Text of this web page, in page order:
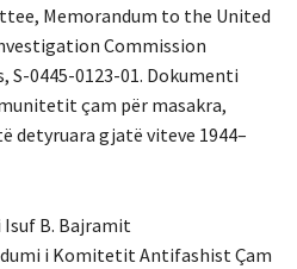
Memorandum to the United
Commission
S-0445-0123-01. Dokumenti
çam për masakra,
detyruara gjatë viteve 1944–
Isuf B. Bajramit
i Komitetit Antifashist Çam